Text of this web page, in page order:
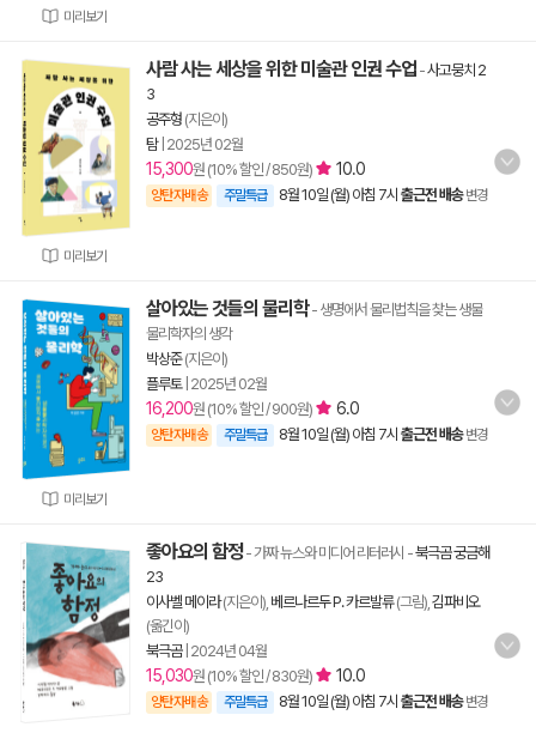
미리보기
미리보기
사람 사는 세상을 위한 미술관 인권 수업 -사고뭉치 2
3
공주형 (지은이)
탐| 2025년 02월
15,300원 (10% 할인 / 850원) 10.0
양탄자배송 주말특급 8월 10일 (월) 아침 7시 출근전 배송 변경
미리보기
살아있는 것들의 물리학- 생명에서 물리법칙을 찾는 생물
물리학자의 생각
박상준(지은이)
플루토| 2025년 02월
16,200원 (10% 할인 / 900원) 6.0
양탄자배송 주말특급 8월 10일 (월) 아침 7시 출근전 배송 변경
좋아요의 함정- 가짜 뉴스와 미디어 리터러시 -북극곰 궁금해
23
이사벨 메이라(지은이), 베르나르두 P. 카르발류(그림), 김파비오
(옮긴이)
북극곰| 2024년 04월
15,030원 (10% 할인 / 830원) 10.0
양탄자배송 주말특급 8월 10일 (월) 아침 7시 출근전 배송 변경